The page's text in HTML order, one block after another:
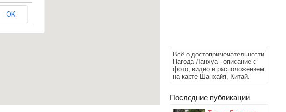
Всё о достопримечательности
Пагода Ланхуа - описание с
фото, видео и расположением
на карте Шанхайя, Китай.
Последние публикации
OK